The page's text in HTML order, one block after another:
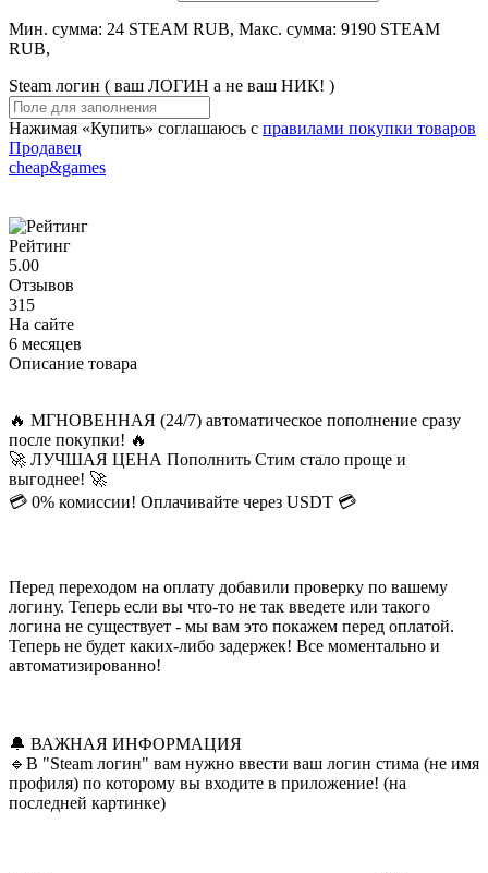
Мин. сумма: 24 STEAM RUB, Макс. сумма: 9190 STEAM
RUB,
Steam логин ( ваш ЛОГИН а не ваш НИК! )
Нажимая «Купить» соглашаюсь с правилами покупки товаров
Продавец
cheap&games
Рейтинг
5.00
Отзывов
315
На сайте
6 месяцев
Описание товара
🔥 МГНОВЕННАЯ (24/7) автоматическое пополнение сразу
после покупки! 🔥
🚀 ЛУЧШАЯ ЦЕНА Пополнить Стим стало проще и
выгоднее! 🚀
💳 0% комиссии! Оплачивайте через USDT 💳
Перед переходом на оплату добавили проверку по вашему
логину. Теперь если вы что-то не так введете или такого
логина не существует - мы вам это покажем перед оплатой.
Теперь не будет каких-либо задержек! Все моментально и
автоматизированно!
🔔 ВАЖНАЯ ИНФОРМАЦИЯ
🔹В "Steam логин" вам нужно ввести ваш логин стима (не имя
профиля) по которому вы входите в приложение! (на
последней картинке)